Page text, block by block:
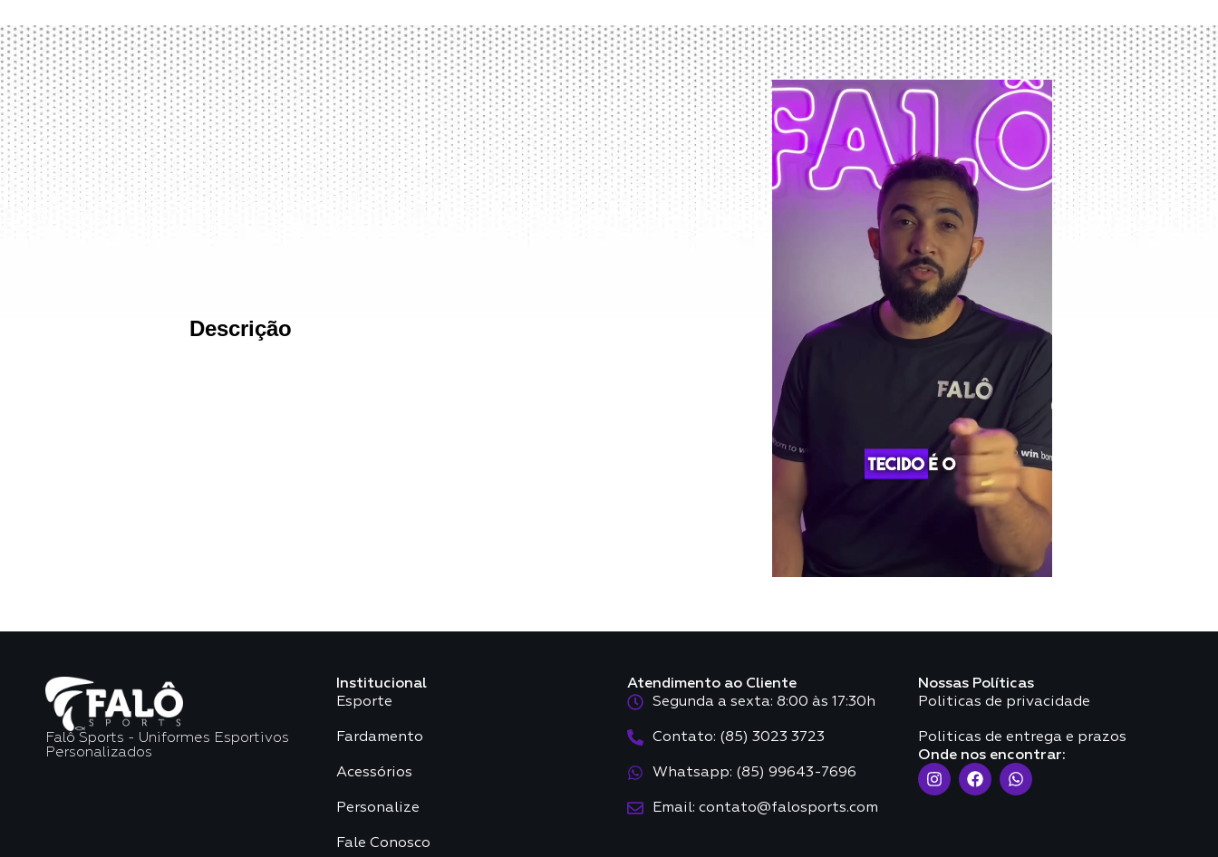
Descrição
Falô Sports - Uniformes Esportivos
Personalizados
Institucional
Esporte
Fardamento
Acessórios
Personalize
Fale Conosco
Atendimento ao Cliente
Segunda a sexta: 8:00 às 17:30h
Contato: (85) 3023 3723
Whatsapp: (85) 99643-7696
Email: contato@falosports.com
Nossas Políticas
Politicas de privacidade
Politicas de entrega e prazos
Onde nos encontrar: